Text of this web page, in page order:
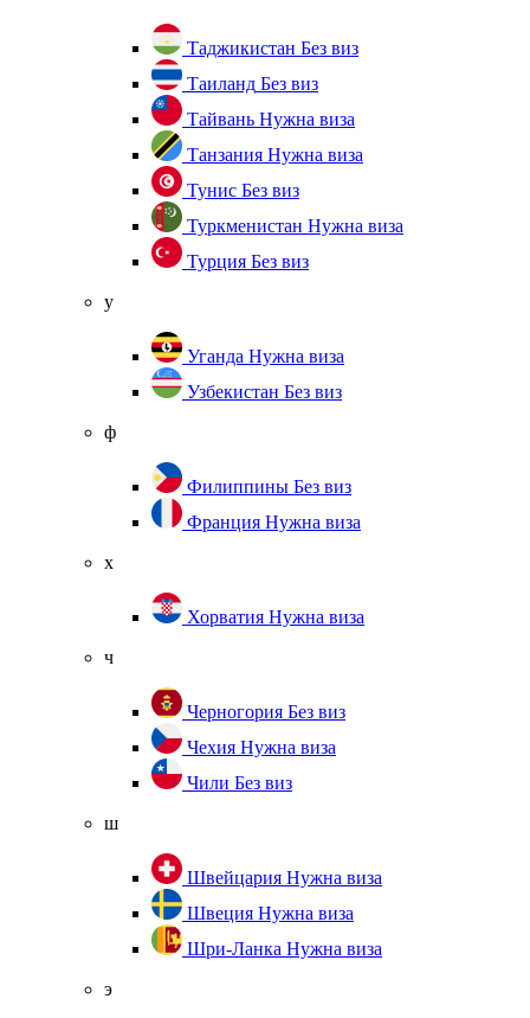
Таджикистан Без виз
Таиланд Без виз
Тайвань Нужна виза
Танзания Нужна виза
Тунис Без виз
Туркменистан Нужна виза
Турция Без виз
у
Уганда Нужна виза
Узбекистан Без виз
ф
Филиппины Без виз
Франция Нужна виза
х
Хорватия Нужна виза
ч
Черногория Без виз
Чехия Нужна виза
Чили Без виз
ш
Швейцария Нужна виза
Швеция Нужна виза
Шри-Ланка Нужна виза
э